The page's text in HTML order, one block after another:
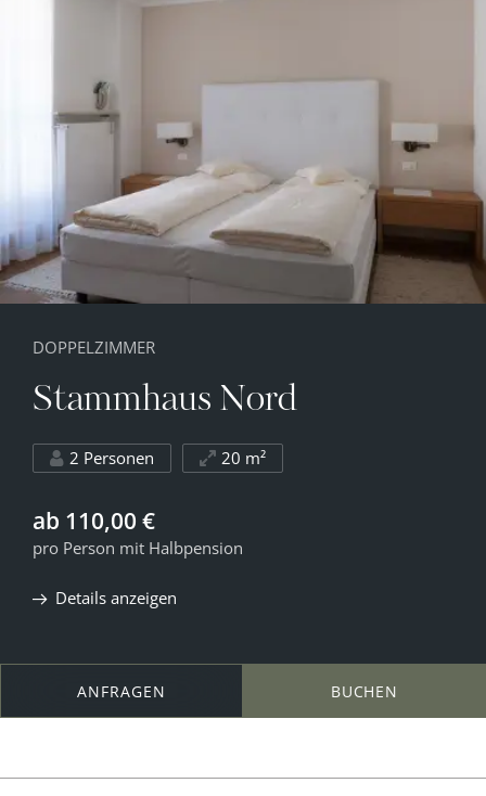
DOPPELZIMMER
Stammhaus Nord
2 Personen 20 m²
ab 110,00 €
pro Person mit Halbpension
Details anzeigen
ANFRAGEN BUCHEN